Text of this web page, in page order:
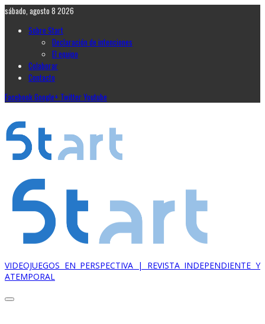
sábado, agosto 8 2026
Sobre Start
Declaración de intenciones
El equipo
Colaborar
Contacto
FacebookGoogle+ TwitterYoutube
VIDEOJUEGOS EN PERSPECTIVA | REVISTA INDEPENDIENTE Y
ATEMPORAL